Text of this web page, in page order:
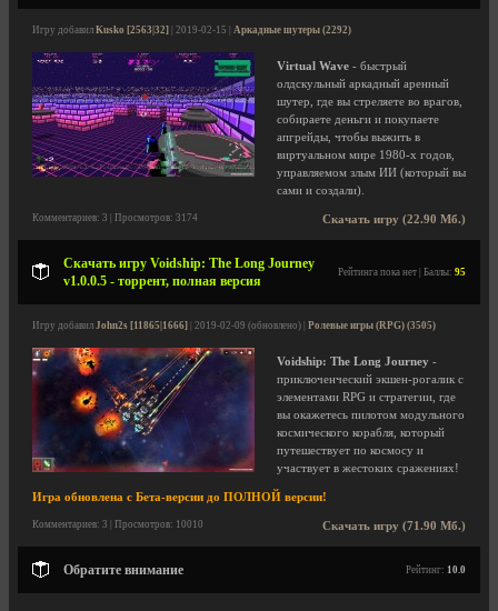
Игру добавил Kusko [2563|32] | 2019-02-15 | Аркадные шутеры (2292)
Virtual Wave - быстрый
олдскульный аркадный аренный
шутер, где вы стреляете во врагов,
собираете деньги и покупаете
апгрейды, чтобы выжить в
виртуальном мире 1980-х годов,
управляемом злым ИИ (который вы
сами и создали).
Скачать игру (22.90 Мб.)
Комментариев: 3 | Просмотров: 3174
Скачать игру Voidship: The Long Journey
v1.0.0.5 - торрент, полная версия
Рейтинга пока нет | Баллы: 95
Игру добавил John2s [11865|1666] | 2019-02-09 (обновлено) | Ролевые игры (RPG) (3505)
Voidship: The Long Journey -
приключенческий экшен-рогалик с
элементами RPG и стратегии, где
вы окажетесь пилотом модульного
космического корабля, который
путешествует по космосу и
участвует в жестоких сражениях!
Игра обновлена с Бета-версии до ПОЛНОЙ версии!
Скачать игру (71.90 Мб.)
Комментариев: 3 | Просмотров: 10010
Обратите внимание Рейтинг: 10.0